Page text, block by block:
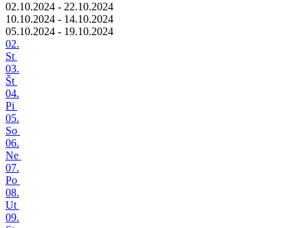
02.10.2024 - 22.10.2024
10.10.2024 - 14.10.2024
05.10.2024 - 19.10.2024
02.
St
03.
Št
04.
Pi
05.
So
06.
Ne
07.
Po
08.
Ut
09.